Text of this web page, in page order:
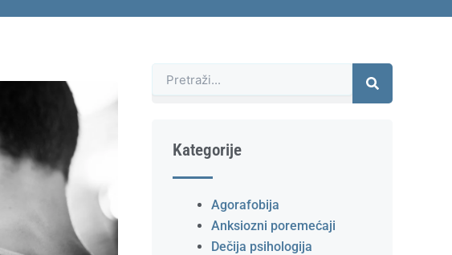
Претрага
Kategorije
Agorafobija
Anksiozni poremećaji
Dečija psihologija